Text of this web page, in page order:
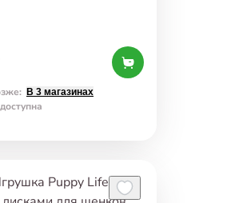
: В 3 магазинах